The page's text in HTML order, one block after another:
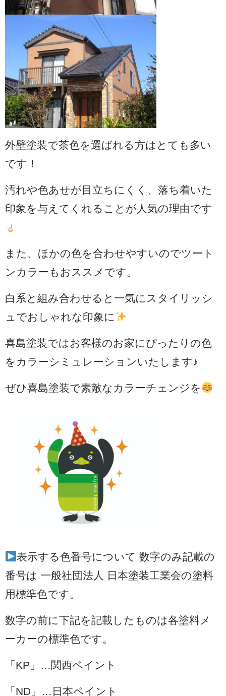
外壁塗装で茶色を選ばれる方はとても多い
です！
汚れや色あせが目立ちにくく、落ち着いた
印象を与えてくれることが人気の理由です
また、ほかの色を合わせやすいのでツート
ンカラーもおススメです。
白系と組み合わせると一気にスタイリッシ
ュでおしゃれな印象に
喜島塗装ではお客様のお家にぴったりの色
をカラーシミュレーションいたします♪
ぜひ喜島塗装で素敵なカラーチェンジを
表示する色番号について 数字のみ記載の
番号は 一般社団法人 日本塗装工業会の塗料
用標準色です。
数字の前に下記を記載したものは各塗料メ
ーカーの標準色です。
「KP」…関西ペイント
「ND」…日本ペイント